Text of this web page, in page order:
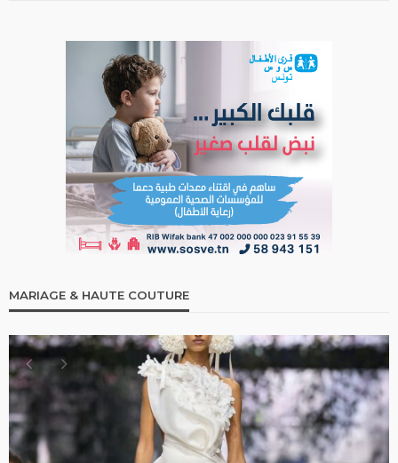
MARIAGE & HAUTE COUTURE